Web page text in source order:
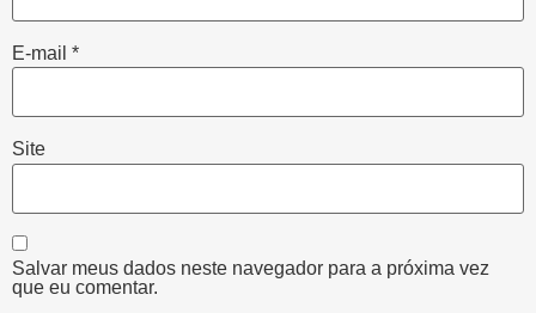
E-mail *
Site
Salvar meus dados neste navegador para a próxima vez
que eu comentar.